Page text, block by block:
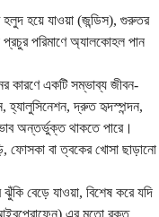
হয়ে যাওয়া (জন্ডিস), গুরুতর
পরিমাণে অ্যালকোহল পান
কারণে একটি সম্ভাব্য জীবন-
হ্যালুসিনেশন, দ্রুত হৃদস্পন্দন,
অন্তর্ভুক্ত থাকতে পারে।
ফোসকা বা ত্বকের খোসা ছাড়ানো
বেড়ে যাওয়া, বিশেষ করে যদি